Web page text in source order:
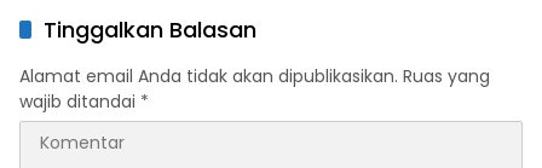
ImunTinggalkan Balasan
Alamat email Anda tidak akan dipublikasikan. Ruas yang
wajib ditandai *